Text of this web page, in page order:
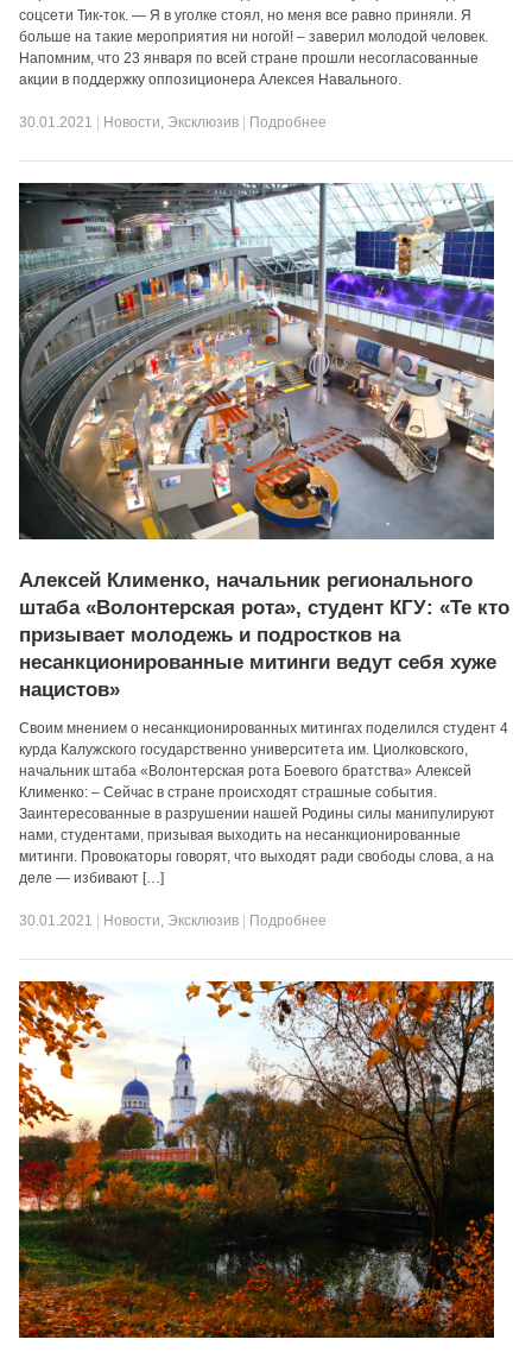
соцсети Тик-ток. — Я в уголке стоял, но меня все равно приняли. Я
больше на такие мероприятия ни ногой! – заверил молодой человек.
Напомним, что 23 января по всей стране прошли несогласованные
акции в поддержку оппозиционера Алексея Навального.
30.01.2021 Новости, Эксклюзив Подробнее
Алексей Клименко, начальник регионального
штаба «Волонтерская рота», студент КГУ: «Те кто
призывает молодежь и подростков на
несанкционированные митинги ведут себя хуже
нацистов»
Своим мнением о несанкционированных митингах поделился студент 4
курда Калужского государственно университета им. Циолковского,
начальник штаба «Волонтерская рота Боевого братства» Алексей
Клименко: – Сейчас в стране происходят страшные события.
Заинтересованные в разрушении нашей Родины силы манипулируют
нами, студентами, призывая выходить на несанкционированные
митинги. Провокаторы говорят, что выходят ради свободы слова, а на
деле — избивают […]
30.01.2021 Новости, Эксклюзив Подробнее